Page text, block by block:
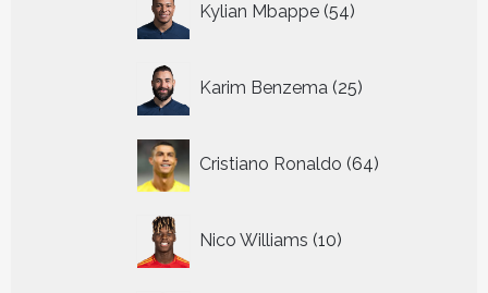
Kylian Mbappe 54
producten
Karim Benzema 25
producten
Cristiano Ronaldo 64
producten
Nico Williams 10
producten